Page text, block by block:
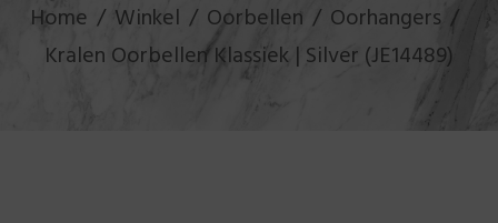
Home Winkel Oorbellen
Oorhangers
Kralen Oorbellen Klassiek | Silver (JE14489)